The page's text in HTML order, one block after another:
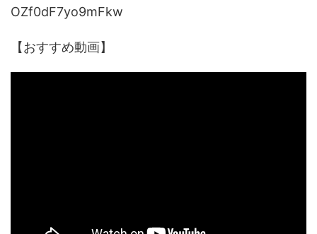
OZf0dF7yo9mFkw
【おすすめ動画】